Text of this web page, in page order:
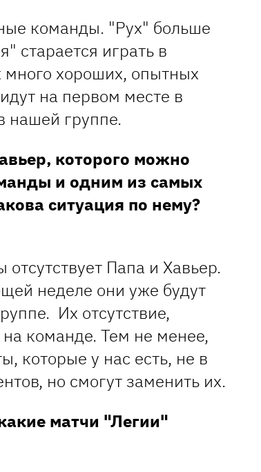
команды. "Рух" больше
старается играть в
хороших, опытных
на первом месте в
нашей группе.
которого можно
и одним из самых
ситуация по нему?
Папа и Хавьер.
неделе они уже будут
Их отсутствие,
на команде. Тем не менее,
которые у нас есть, не в
но смогут заменить их.
матчи "Легии"